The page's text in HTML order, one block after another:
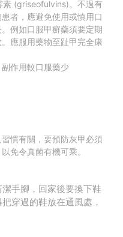
素 (griseofulvins)。不過有
者，應避免使用或慎用口
例如口服甲癬藥須要定期
應服用藥物至趾甲完全康
作用較口服藥少
慣有關，要預防灰甲必須
免令真菌有機可乘。
手腳，回家後要換下鞋
把穿過的鞋放在通風處，